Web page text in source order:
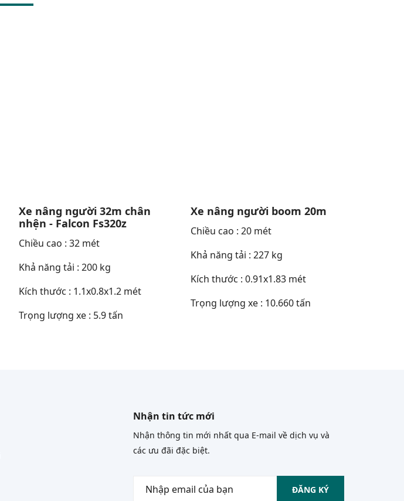
Xe nâng người 32m chân
nhện - Falcon Fs320z
Chiều cao : 32 mét
Khả năng tải : 200 kg
Kích thước : 1.1x0.8x1.2 mét
Trọng lượng xe : 5.9 tấn
Xe nâng người boom 20m
Chiều cao : 20 mét
Khả năng tải : 227 kg
Kích thước : 0.91x1.83 mét
Trọng lượng xe : 10.660 tấn
Nhận tin tức mới
Nhận thông tin mới nhất qua E-mail về dịch vụ và
các ưu đãi đặc biệt.
ĐĂNG KÝ